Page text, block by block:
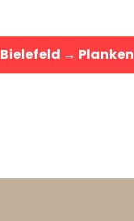
Bielefeld → Planken